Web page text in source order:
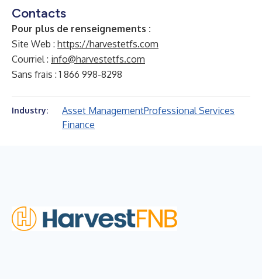
Contacts
Pour plus de renseignements :
Site Web : https://harvestetfs.com
Courriel : info@harvestetfs.com
Sans frais : 1 866 998-8298
Industry: Asset ManagementProfessional Services
Finance